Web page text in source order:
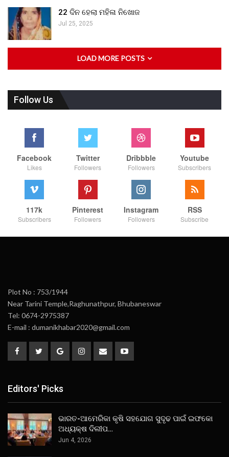
22 ଦିନ ହେଲା ମହିଳା ନିଖୋଜ
Jul 25, 2025
LOAD MORE POSTS
Follow Us
Facebook
Likes
Twitter
Followers
Dribbble
Followers
Youtube
Subscribers
117k
Subscribers
Pinterest
Followers
Instagram
Followers
RSS
Subscribe
Plot No : 753/1944
Near Tarini Temple,Raghunathpur, Bhubaneswar
Tel: 0674-2975387
E-mail : dumanikhabar2020@gmail.com
Editors' Picks
ଭାରତ-ଆମେରିକା କୃଷି ସହଯୋଗ ସୁଦୃଢ ପାଇଁ ଇଫକୋ
ଅଧ୍ୟକ୍ଷ ଦିଲୀପ…
Jun 4, 2026